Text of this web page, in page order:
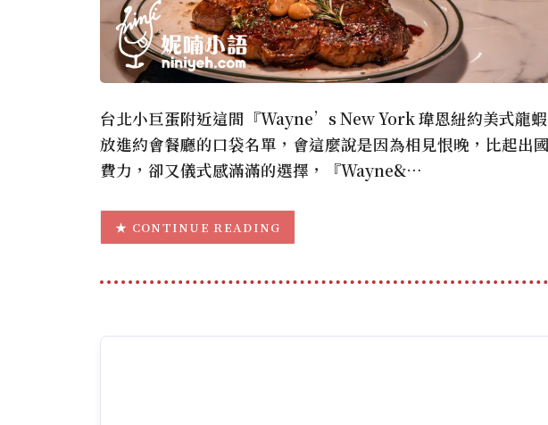
台北小巨蛋附近這間『Wayne’s New York 瑋恩紐約美式龍
放進約會餐廳的口袋名單，會這麼說是因為相見恨晚，比起出
費力，卻又儀式感滿滿的選擇，『Wayne&…
CONTINUE READING